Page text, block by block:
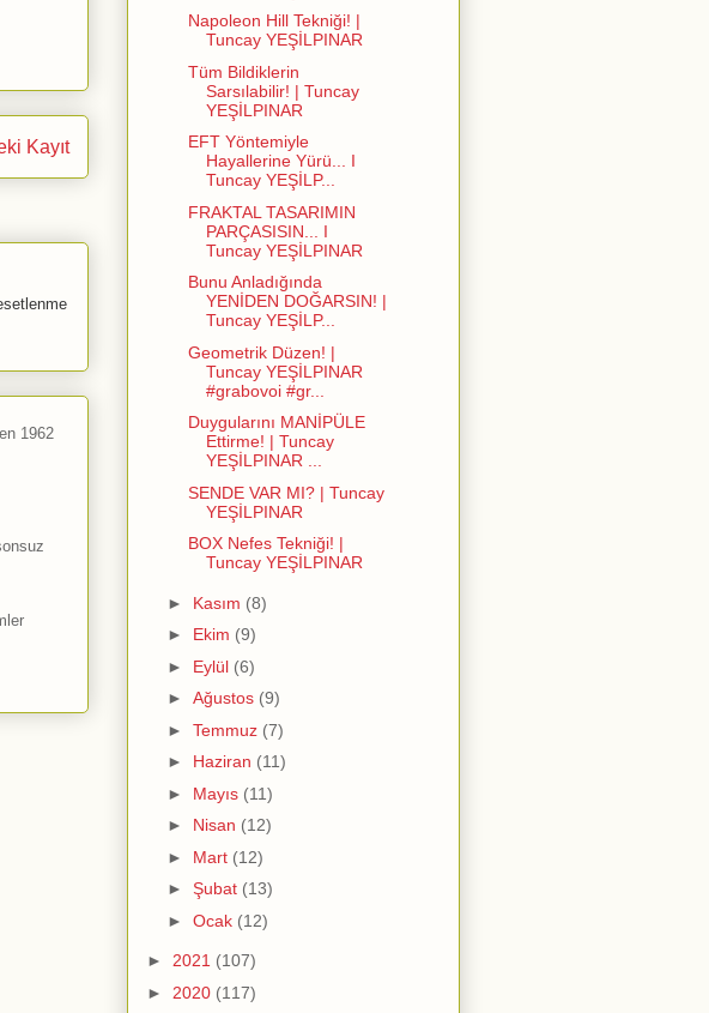
Kayıt
1962
Napoleon Hill Tekniği! |
Tuncay YEŞİLPINAR
Tüm Bildiklerin
Sarsılabilir! | Tuncay
YEŞİLPINAR
EFT Yöntemiyle
Hayallerine Yürü... I
Tuncay YEŞİLP...
FRAKTAL TASARIMIN
PARÇASISIN... I
Tuncay YEŞİLPINAR
Bunu Anladığında
YENİDEN DOĞARSIN! |
Tuncay YEŞİLP...
Geometrik Düzen! |
Tuncay YEŞİLPINAR
#grabovoi #gr...
Duygularını MANİPÜLE
Ettirme! | Tuncay
YEŞİLPINAR ...
SENDE VAR MI? | Tuncay
YEŞİLPINAR
BOX Nefes Tekniği! |
Tuncay YEŞİLPINAR
► Kasım (8)
► Ekim (9)
► Eylül (6)
► Ağustos (9)
► Temmuz (7)
► Haziran (11)
► Mayıs (11)
► Nisan (12)
► Mart (12)
► Şubat (13)
► Ocak (12)
► 2021 (107)
► 2020 (117)